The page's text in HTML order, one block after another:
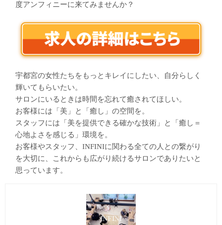
度アンフィニーに来てみませんか？
宇都宮の女性たちをもっとキレイにしたい、自分らしく
輝いてもらいたい。
サロンにいるときは時間を忘れて癒されてほしい。
お客様には「美」と「癒し」の空間を。
スタッフには「美を提供できる確かな技術」と「癒し＝
心地よさを感じる」環境を。
お客様やスタッフ、INFINIに関わる全ての人との繋がり
を大切に、これからも広がり続けるサロンでありたいと
思っています。